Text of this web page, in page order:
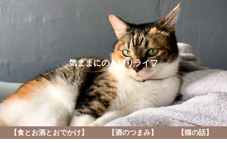
気ままにのんびりライフ
【食とお酒とおでかけ】 【酒のつまみ】 【猫の話】